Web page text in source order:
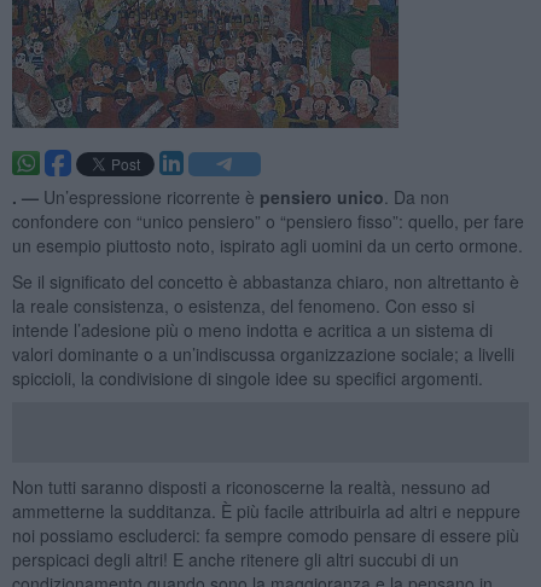
. — Un’espressione ricorrente è pensiero unico . Da non
confondere con “unico pensiero” o “pensiero fisso”: quello, per fare
un esempio piuttosto noto, ispirato agli uomini da un certo ormone.
Se il significato del concetto è abbastanza chiaro, non altrettanto è
la reale consistenza, o esistenza, del fenomeno. Con esso si
intende l’adesione più o meno indotta e acritica a un sistema di
valori dominante o a un’indiscussa organizzazione sociale; a livelli
spiccioli, la condivisione di singole idee su specifici argomenti.
Non tutti saranno disposti a riconoscerne la realtà, nessuno ad
ammetterne la sudditanza. È più facile attribuirla ad altri e neppure
noi possiamo escluderci: fa sempre comodo pensare di essere più
perspicaci degli altri! E anche ritenere gli altri succubi di un